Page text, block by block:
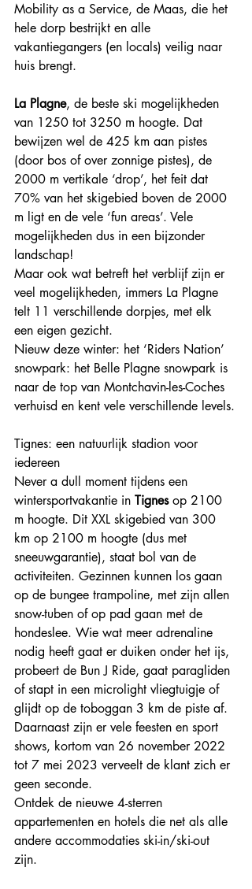
Mobility as a Service, de Maas, die het
hele dorp bestrijkt en alle
vakantiegangers (en locals) veilig naar
huis brengt.
La Plagne, de beste ski mogelijkheden
van 1250 tot 3250 m hoogte. Dat
bewijzen wel de 425 km aan pistes
(door bos of over zonnige pistes), de
2000 m vertikale ‘drop’, het feit dat
70% van het skigebied boven de 2000
m ligt en de vele ‘fun areas’. Vele
mogelijkheden dus in een bijzonder
landschap!
Maar ook wat betreft het verblijf zijn er
veel mogelijkheden, immers La Plagne
telt 11 verschillende dorpjes, met elk
een eigen gezicht.
Nieuw deze winter: het ‘Riders Nation’
snowpark: het Belle Plagne snowpark is
naar de top van Montchavin-les-Coches
verhuisd en kent vele verschillende levels.
Tignes: een natuurlijk stadion voor
iedereen
Never a dull moment tijdens een
wintersportvakantie in Tignes op 2100
m hoogte. Dit XXL skigebied van 300
km op 2100 m hoogte (dus met
sneeuwgarantie), staat bol van de
activiteiten. Gezinnen kunnen los gaan
op de bungee trampoline, met zijn allen
snow-tuben of op pad gaan met de
hondeslee. Wie wat meer adrenaline
nodig heeft gaat er duiken onder het ijs,
probeert de Bun J Ride, gaat paragliden
of stapt in een microlight vliegtuigje of
glijdt op de toboggan 3 km de piste af.
Daarnaast zijn er vele feesten en sport
shows, kortom van 26 november 2022
tot 7 mei 2023 verveelt de klant zich er
geen seconde.
Ontdek de nieuwe 4-sterren
appartementen en hotels die net als alle
andere accommodaties ski-in/ski-out
zijn.